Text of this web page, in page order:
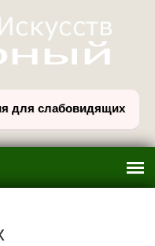
для слабовидящих